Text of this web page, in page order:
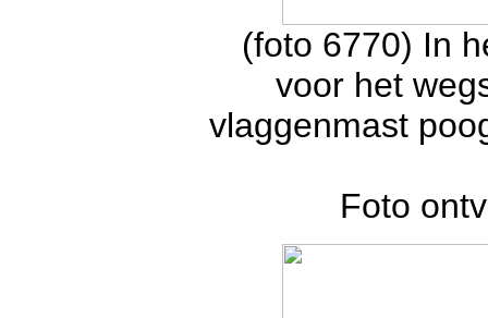
(foto 6770) In
voor het
vlaggenmast
Foto